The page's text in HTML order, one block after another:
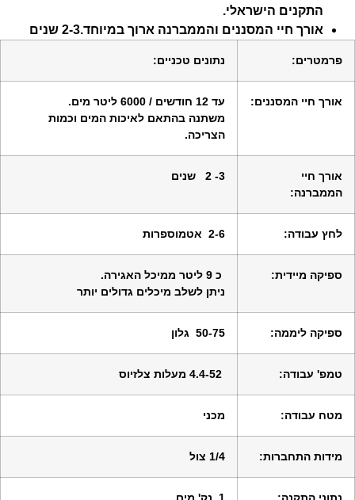
התקנים הישראלי.
אורך חיי המסננים והממברנה ארוך במיוחד.2-3 שנים
פרמטרים: נתונים טכניים:
אורך חיי המסננים:
עד 12 חודשים / 6000 ליטר מים.
משתנה בהתאם לאיכות המים וכמות
הצריכה.
אורך חיי
הממברנה:
לחץ עבודה: 2-6 אטמוספרות
ספיקה מיידית:
כ 9 ליטר ממיכל האגירה.
ניתן לשלב מיכלים גדולים יותר
ספיקה ליממה: 50-75 גלון
טמפ' עבודה:
מטח עבודה: מכני
מידות התחברות: 1/4 צול